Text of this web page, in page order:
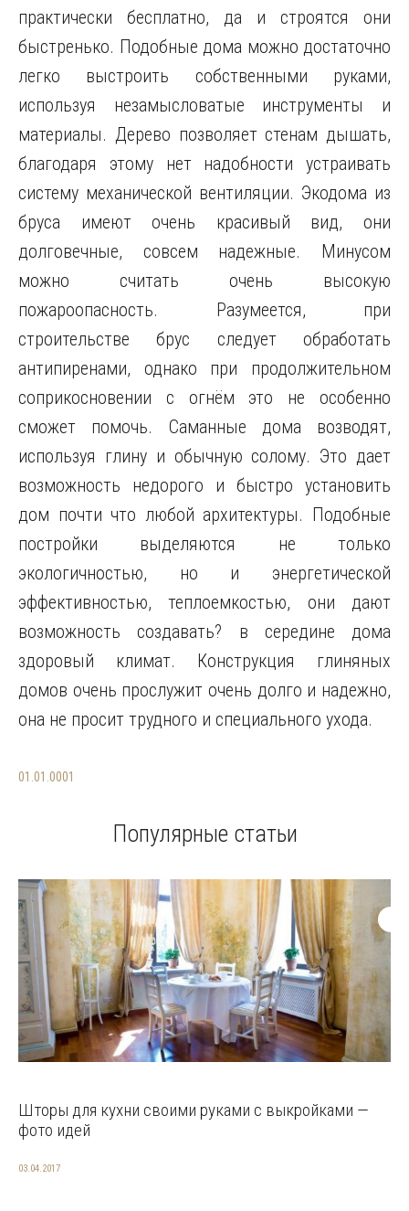
практически бесплатно, да и строятся они
быстренько. Подобные дома можно достаточно
легко выстроить собственными руками,
используя незамысловатые инструменты и
материалы. Дерево позволяет стенам дышать,
благодаря этому нет надобности устраивать
систему механической вентиляции. Экодома из
бруса имеют очень красивый вид, они
долговечные, совсем надежные. Минусом
можно считать очень высокую
пожароопасность. Разумеется, при
строительстве брус следует обработать
антипиренами, однако при продолжительном
соприкосновении с огнём это не особенно
сможет помочь. Саманные дома возводят,
используя глину и обычную солому. Это дает
возможность недорого и быстро установить
дом почти что любой архитектуры. Подобные
постройки выделяются не только
экологичностью, но и энергетической
эффективностью, теплоемкостью, они дают
возможность создавать? в середине дома
здоровый климат. Конструкция глиняных
домов очень прослужит очень долго и надежно,
она не просит трудного и специального ухода.
01.01.0001
Популярные статьи
Шторы для кухни своими руками с выкройками —
фото идей
03.04.2017